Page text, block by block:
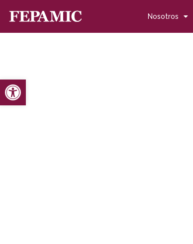
Abrir barra de herramientas
Nosotros